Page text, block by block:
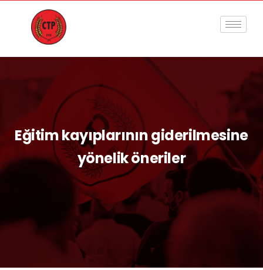
Eğitim kayıplarının giderilmesine
yönelik öneriler